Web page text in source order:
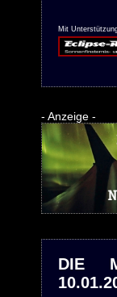
Mit
- Anzeige -
DIE